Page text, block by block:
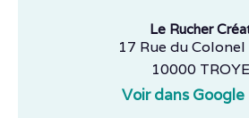
Le Rucher
17 Rue du
10000
Voir dans